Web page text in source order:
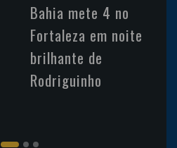
Bahia mete 4 no
Fortaleza em noite
brilhante de
Rodriguinho